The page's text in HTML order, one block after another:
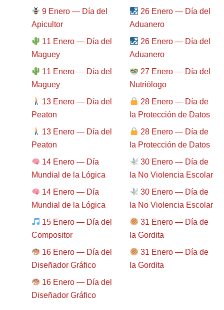
9 Enero — Día del
Apicultor
11 Enero — Día del
Maguey
11 Enero — Día del
Maguey
13 Enero — Día del
Peaton
13 Enero — Día del
Peaton
14 Enero — Día
Mundial de la Lógica
14 Enero — Día
Mundial de la Lógica
15 Enero — Día del
Compositor
16 Enero — Día del
Diseñador Gráfico
16 Enero — Día del
Diseñador Gráfico
26 Enero — Día del
Aduanero
26 Enero — Día del
Aduanero
27 Enero — Día del
Nutriólogo
28 Enero — Día de
la Protección de Datos
28 Enero — Día de
la Protección de Datos
30 Enero — Día de
la No Violencia Escolar
30 Enero — Día de
la No Violencia Escolar
31 Enero — Día de
la Gordita
31 Enero — Día de
la Gordita